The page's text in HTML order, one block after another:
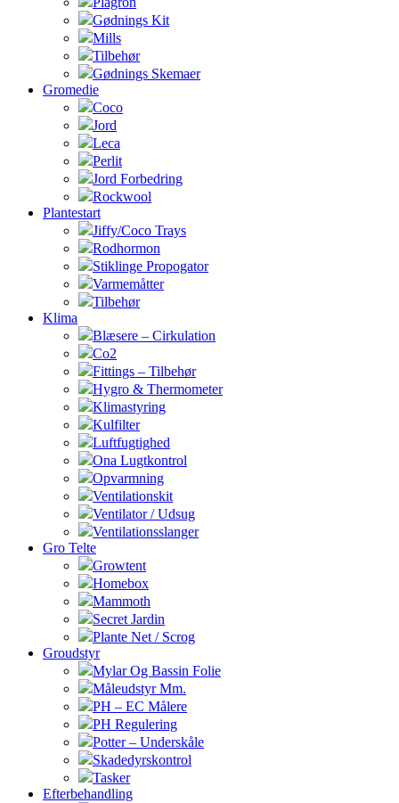
Gødnings Kit
Mills
Tilbehør
Gødnings Skemaer
Gromedie
Coco
Jord
Leca
Perlit
Jord Forbedring
Rockwool
Plantestart
Jiffy/Coco Trays
Rodhormon
Stiklinge Propogator
Varmemåtter
Tilbehør
Klima
Blæsere – Cirkulation
Co2
Fittings – Tilbehør
Hygro & Thermometer
Klimastyring
Kulfilter
Luftfugtighed
Ona Lugtkontrol
Opvarmning
Ventilationskit
Ventilator / Udsug
Ventilationsslanger
Gro Telte
Growtent
Homebox
Mammoth
Secret Jardin
Plante Net / Scrog
Groudstyr
Mylar Og Bassin Folie
Måleudstyr Mm.
PH – EC Målere
PH Regulering
Potter – Underskåle
Skadedyrskontrol
Tasker
Efterbehandling